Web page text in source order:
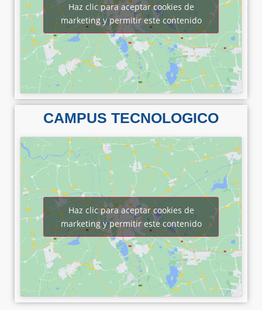
Haz clic para aceptar cookies de
marketing y permitir este contenido
CAMPUS TECNOLOGICO
Haz clic para aceptar cookies de
marketing y permitir este contenido